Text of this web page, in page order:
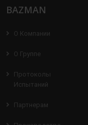
BAZMAN
О Компании
О Группе
Протоколы
Испытаний
Партнерам